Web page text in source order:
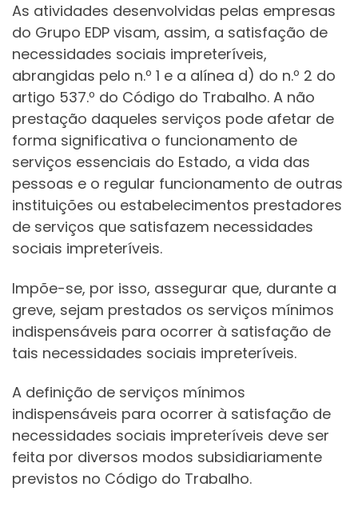
As atividades desenvolvidas pelas empresas
do Grupo EDP visam, assim, a satisfação de
necessidades sociais impreteríveis,
abrangidas pelo n.º 1 e a alínea d) do n.º 2 do
artigo 537.º do Código do Trabalho. A não
prestação daqueles serviços pode afetar de
forma significativa o funcionamento de
serviços essenciais do Estado, a vida das
pessoas e o regular funcionamento de outras
instituições ou estabelecimentos prestadores
de serviços que satisfazem necessidades
sociais impreteríveis.
Impõe-se, por isso, assegurar que, durante a
greve, sejam prestados os serviços mínimos
indispensáveis para ocorrer à satisfação de
tais necessidades sociais impreteríveis.
A definição de serviços mínimos
indispensáveis para ocorrer à satisfação de
necessidades sociais impreteríveis deve ser
feita por diversos modos subsidiariamente
previstos no Código do Trabalho.